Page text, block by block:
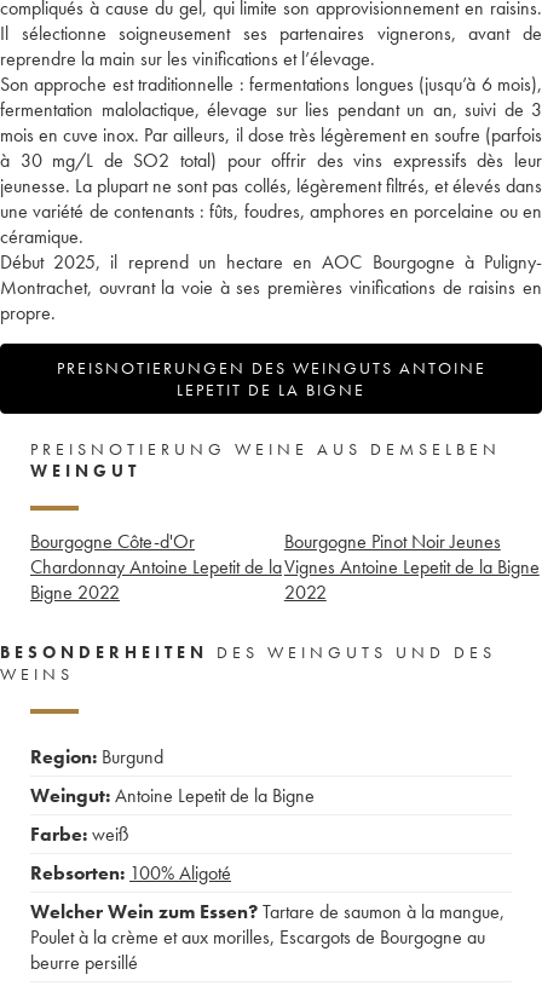
compliqués à cause du gel, qui limite son approvisionnement en raisins.
Il sélectionne soigneusement ses partenaires vignerons, avant de
reprendre la main sur les vinifications et l’élevage.
Son approche est traditionnelle : fermentations longues (jusqu’à 6 mois),
fermentation malolactique, élevage sur lies pendant un an, suivi de 3
mois en cuve inox. Par ailleurs, il dose très légèrement en soufre (parfois
à 30 mg/L de SO2 total) pour offrir des vins expressifs dès leur
jeunesse. La plupart ne sont pas collés, légèrement filtrés, et élevés dans
une variété de contenants : fûts, foudres, amphores en porcelaine ou en
céramique.
Début 2025, il reprend un hectare en AOC Bourgogne à Puligny-
Montrachet, ouvrant la voie à ses premières vinifications de raisins en
propre.
PREISNOTIERUNGEN DES WEINGUTS ANTOINE
LEPETIT DE LA BIGNE
PREISNOTIERUNG WEINE AUS DEMSELBEN
WEINGUT
Bourgogne Côte-d'Or
Chardonnay Antoine Lepetit de la
Bigne 2022
Bourgogne Pinot Noir Jeunes
Vignes Antoine Lepetit de la Bigne
2022
BESONDERHEITEN
DES WEINGUTS UND DES
WEINS
Region: Burgund
Weingut:Antoine Lepetit de la Bigne
Farbe:weiß
Rebsorten: 100%Aligoté
Welcher Wein zum Essen?Tartare de saumon à la mangue,
Poulet à la crème et aux morilles, Escargots de Bourgogne au
beurre persillé